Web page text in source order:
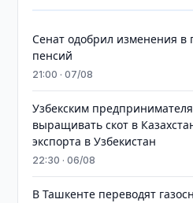
Сенат одобрил изменения в
пенсий
21:00 · 07/08
Узбекским
выращивать скот в
экспорта в Узбекистан
22:30 · 06/08
В Ташкенте переводят